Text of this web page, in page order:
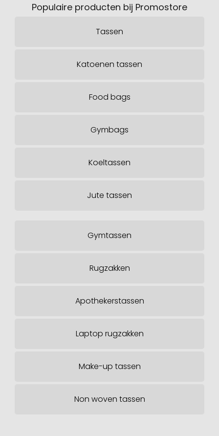
Populaire producten bij Promostore
Tassen
Katoenen tassen
Food bags
Gymbags
Koeltassen
Jute tassen
Gymtassen
Rugzakken
Apothekerstassen
Laptop rugzakken
Make-up tassen
Non woven tassen